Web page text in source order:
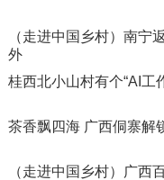
（走进中国乡村）南宁
外
桂西北小山村有个“AI工
茶香飘四海 广西侗寨解
（走进中国乡村）广西